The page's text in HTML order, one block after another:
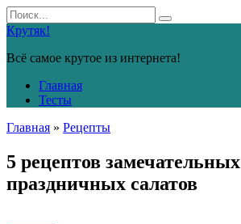
Перейти
к
контенту
Search
for:
Крутяк!
Всё самое крутое из интернета!
Главная
Тесты
Главная » Рецепты
5 рецептов замечательных
праздничных салатов